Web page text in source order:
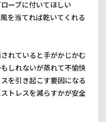
ーブに付いてほしい
を当てれば乾いてくれる
れていると手がかじかむ
しれないが蒸れて不愉快
を引き起こす要因になる
トレスを減らすかが安全